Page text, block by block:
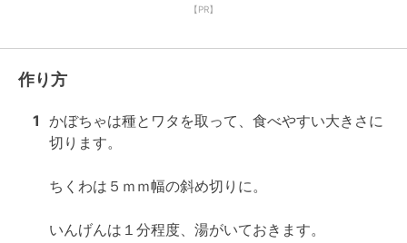
【PR】
作り方
1 かぼちゃは種とワタを取って、食べやすい大きさに
切ります。
ちくわは５ｍｍ幅の斜め切りに。
いんげんは１分程度、湯がいておきます。